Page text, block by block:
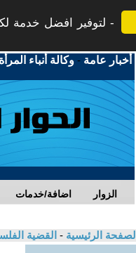
لتوفير افضل خدمة
أخبار عامة -وكالة أنباء المرأة
اضافة/خدمات الزوار
الصفحة الرئيسية - القضية